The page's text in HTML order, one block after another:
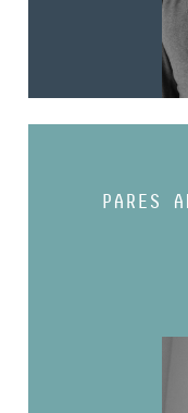
PARES